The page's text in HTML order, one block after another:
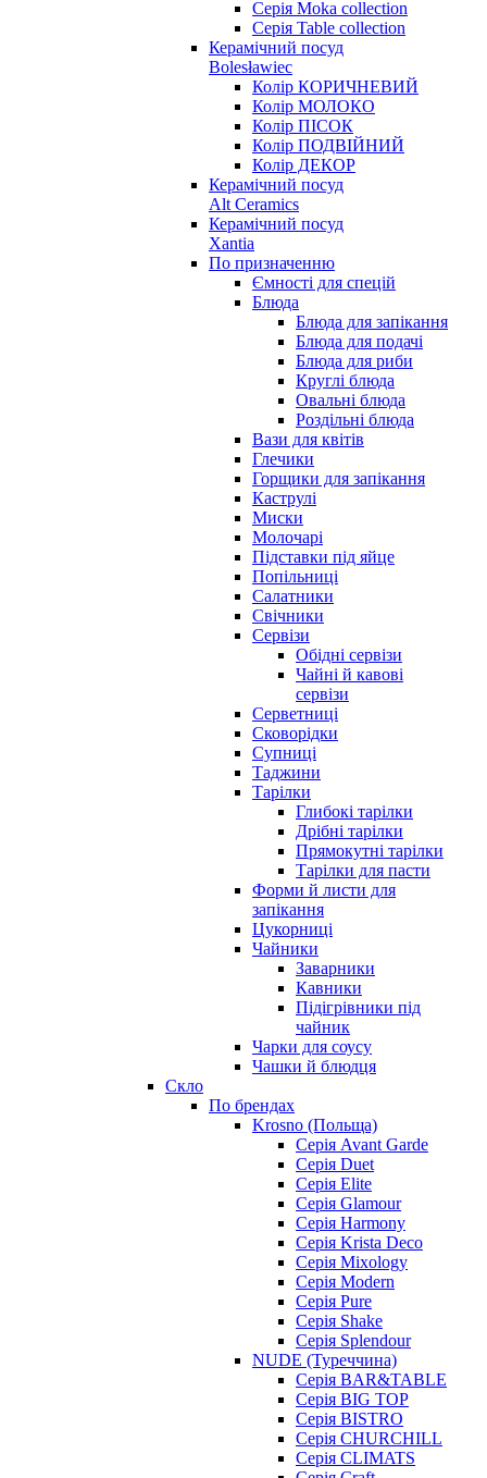
Серія Moka collection
Серія Table collection
Керамічний посуд
Bolesławiec
Колір КОРИЧНЕВИЙ
Колір МОЛОКО
Колір ПІСОК
Колір ПОДВІЙНИЙ
Колір ДЕКОР
Керамічний посуд
Alt Ceramics
Керамічний посуд
Xantia
По призначенню
Ємності для спецій
Блюда
Блюда для запікання
Блюда для подачі
Блюда для риби
Круглі блюда
Овальні блюда
Роздільні блюда
Вази для квітів
Глечики
Горщики для запікання
Каструлі
Миски
Молочарі
Підставки під яйце
Попільниці
Салатники
Свічники
Сервізи
Обідні сервізи
Чайні й кавові
сервізи
Серветниці
Сковорідки
Супниці
Таджини
Тарілки
Глибокі тарілки
Дрібні тарілки
Прямокутні тарілки
Тарілки для пасти
Форми й листи для
запікання
Цукорниці
Чайники
Заварники
Кавники
Підігрівники під
чайник
Чарки для соусу
Чашки й блюдця
Скло
По брендах
Krosno (Польща)
Серія Avant Garde
Серія Duet
Серія Elite
Серія Glamour
Серія Harmony
Серія Krista Deco
Серія Mixology
Серія Modern
Серія Pure
Серія Shake
Серія Splendour
NUDE (Туреччина)
Серія BAR&TABLE
Серія BIG TOP
Серія BISTRO
Серія CHURCHILL
Серія CLIMATS